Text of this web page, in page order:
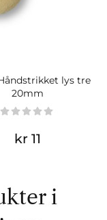
lys tre
20mm
kr 11
i